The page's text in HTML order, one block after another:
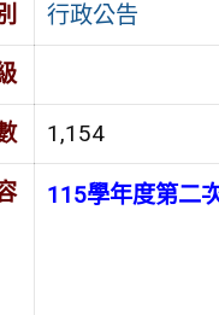
行政公告
1,154
115學年度第二